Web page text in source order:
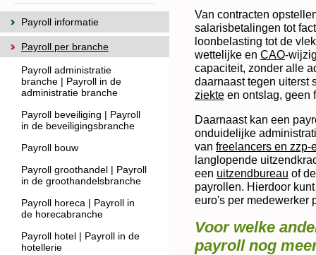
Van contracten
salarisbetalingen tot
loonbelasting tot de
wettelijke en CAO-
capaciteit, zonder alle
daarnaast tegen uiterst
ziekte en ontslag, geen
Daarnaast kan een
onduidelijke
van freelancers en zzp-
langlopende
een uitzendbureau of
payrollen. Hierdoor
euro's per medewerker
Voor welke
payroll nog
Payroll informatie
Payroll per branche
Payroll administratie
branche | Payroll in de
administratie branche
Payroll beveiliging | Payroll
in de beveiligingsbranche
Payroll bouw
Payroll groothandel | Payroll
in de groothandelsbranche
Payroll horeca | Payroll in
de horecabranche
Payroll hotel | Payroll in de
hotellerie